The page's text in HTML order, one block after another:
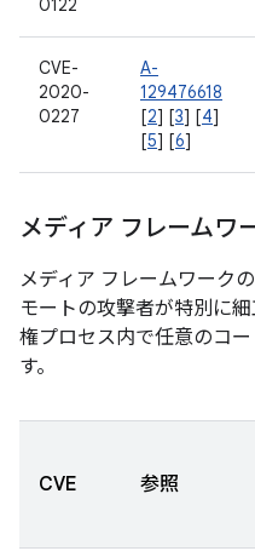
0122
CVE-
2020-
0227
A-
129476618
[2] [3] [4]
[5] [6]
メディア フレームワ
メディア フレームワーク
モートの攻撃者が特別に
権プロセス内で任意のコ
す。
CVE 参照